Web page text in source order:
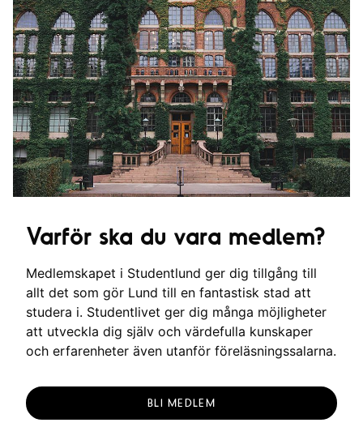
Varför ska du vara medlem?
Medlemskapet i Studentlund ger dig tillgång till
allt det som gör Lund till en fantastisk stad att
studera i. Studentlivet ger dig många möjligheter
att utveckla dig själv och värdefulla kunskaper
och erfarenheter även utanför föreläsningssalarna.
BLI MEDLEM